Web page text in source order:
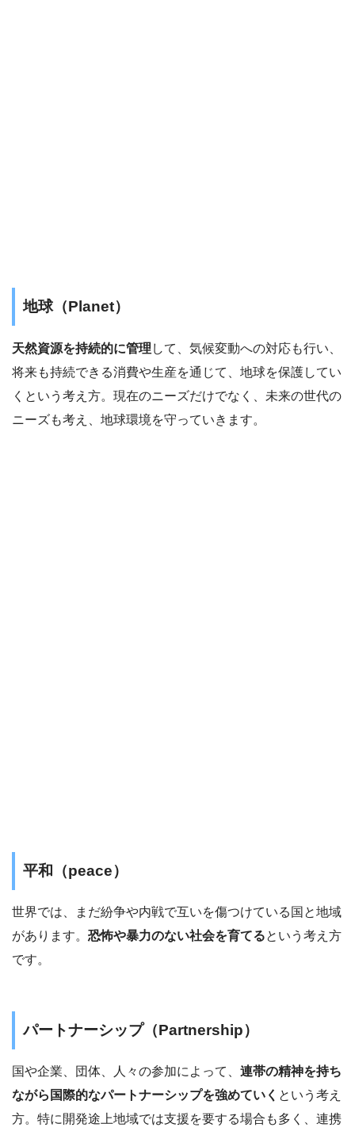
地球（Planet）
天然資源を持続的に管理 して、気候変動への対応も行い、
将来も持続できる消費や生産を通じて、地球を保護してい
くという考え方。現在のニーズだけでなく、未来の世代の
ニーズも考え、地球環境を守っていきます。
平和（peace）
世界では、まだ紛争や内戦で互いを傷つけている国と地域
があります。 恐怖や暴力のない社会を育てるという考え方
です。
パートナーシップ（Partnership）
国や企業、団体、人々の参加によって、 連帯の精神を持ち
ながら国際的なパートナーシップを強めていく という考え
方。特に開発途上地域では支援を要する場合も多く、連携